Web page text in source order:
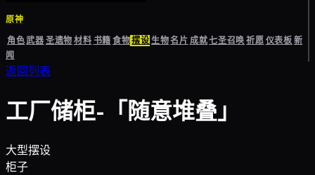
原神
角色武器圣遗物材料书籍食物摆设生物名片成就七圣召唤祈愿仪表板新
闻
返回列表
工厂储柜-「随意堆叠」
大型摆设
柜子